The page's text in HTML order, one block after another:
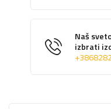
Naš
izbrati